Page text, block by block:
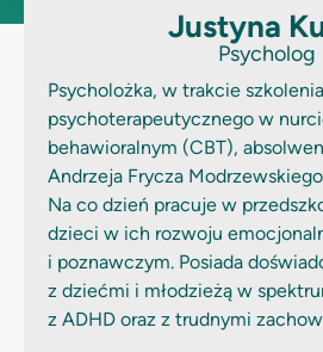
Justyna
Psycholog
Psycholożka, w trakcie szkolenia
psychoterapeutycznego w
behawioralnym (CBT),
Andrzeja Frycza
Na co dzień pracuje w
dzieci w ich rozwoju
i poznawczym. Posiada
z dziećmi i młodzieżą w
z ADHD oraz z trudnymi